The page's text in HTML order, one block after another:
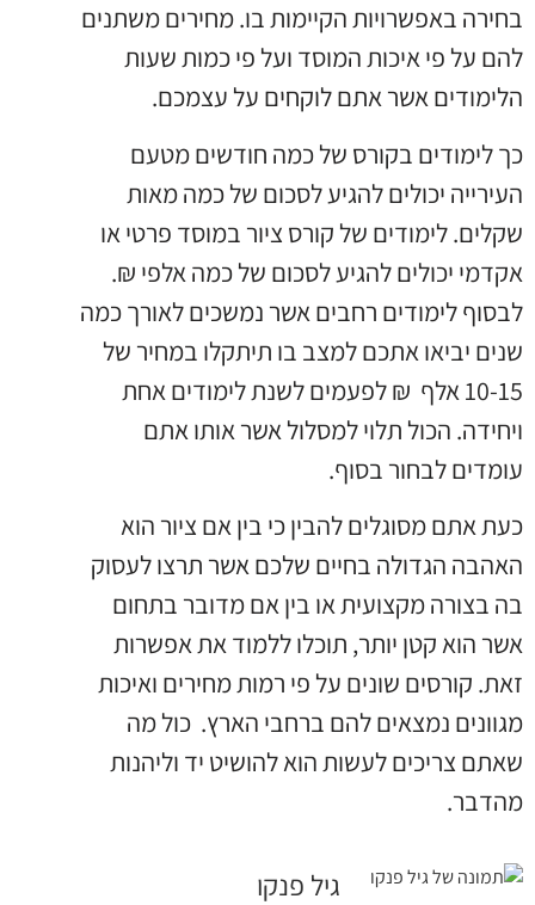
בחירה באפשרויות הקיימות בו. מחירים משתנים
להם על פי איכות המוסד ועל פי כמות שעות
הלימודים אשר אתם לוקחים על עצמכם.
כך לימודים בקורס של כמה חודשים מטעם
העירייה יכולים להגיע לסכום של כמה מאות
שקלים. לימודים של קורס ציור במוסד פרטי או
אקדמי יכולים להגיע לסכום של כמה אלפי ₪.
לבסוף לימודים רחבים אשר נמשכים לאורך כמה
שנים יביאו אתכם למצב בו תיתקלו במחיר של
10-15 אלף ₪ לפעמים לשנת לימודים אחת
ויחידה. הכול תלוי למסלול אשר אותו אתם
עומדים לבחור בסוף.
כעת אתם מסוגלים להבין כי בין אם ציור הוא
האהבה הגדולה בחיים שלכם אשר תרצו לעסוק
בה בצורה מקצועית או בין אם מדובר בתחום
אשר הוא קטן יותר, תוכלו ללמוד את אפשרות
זאת. קורסים שונים על פי רמות מחירים ואיכות
מגוונים נמצאים להם ברחבי הארץ. כול מה
שאתם צריכים לעשות הוא להושיט יד וליהנות
מהדבר.
גיל פנקו